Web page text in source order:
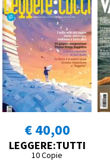
€ 40,00
LEGGERE:TUTTI
10 Copie